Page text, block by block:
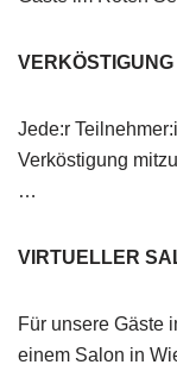
VERKÖSTIGUNG
Jede:r
Verköstigung
…
VIRTUELLER
Für unsere Gäste
einem Salon in